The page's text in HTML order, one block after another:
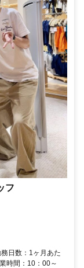
フ
日数：1ヶ月あた
時間：10：00～